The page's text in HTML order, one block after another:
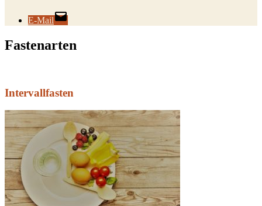
E-Mail
Fastenarten
Intervall­fasten